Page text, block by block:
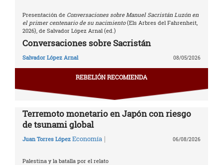
Presentación de Conversaciones sobre Manuel Sacristán Luzón en
el primer centenario de su nacimiento(Els Arbres del Fahrenheit,
2026), de Salvador López Arnal (ed.)
Conversaciones sobre Sacristán
Salvador López Arnal 08/05/2026
REBELIÓN RECOMIENDA
Terremoto monetario en Japón con riesgo
de tsunami global
Juan Torres López Economía | 06/08/2026
Palestina y la batalla por el relato